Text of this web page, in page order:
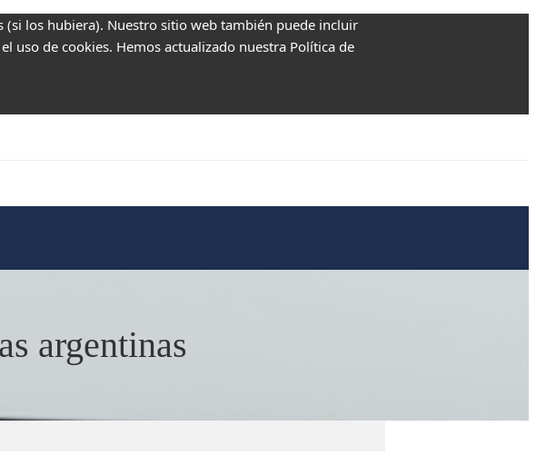
los hubiera). Nuestro sitio web también puede incluir
uso de cookies. Hemos actualizado nuestra Política de
argentinas